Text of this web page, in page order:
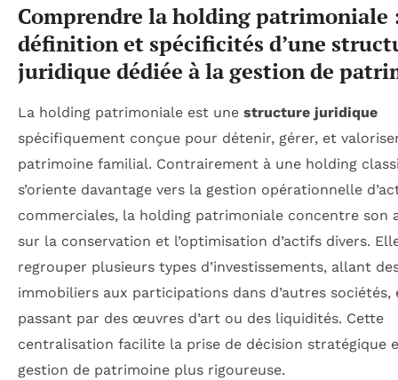
Comprendre la holding patrimoniale
définition et spécificités d’une
juridique dédiée à la gestion de
La holding patrimoniale est une structure juridique
spécifiquement conçue pour détenir, gérer, et
patrimoine familial. Contrairement à une holding
s’oriente davantage vers la gestion opérationnelle
commerciales, la holding patrimoniale concentre son
sur la conservation et l’optimisation d’actifs divers.
regrouper plusieurs types d’investissements, allant
immobiliers aux participations dans d’autres sociétés,
passant par des œuvres d’art ou des liquidités. Cette
centralisation facilite la prise de décision stratégique
gestion de patrimoine plus rigoureuse.